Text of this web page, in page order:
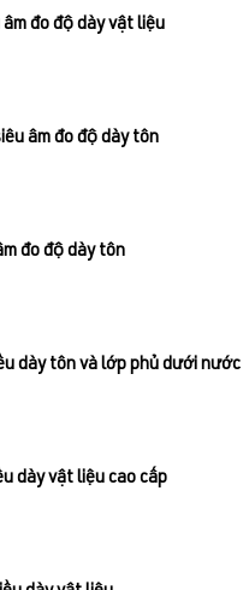
đo độ dày vật liệu
âm đo độ dày tôn
đo độ dày tôn
dày tôn và lớp phủ dưới nước
dày vật liệu cao cấp